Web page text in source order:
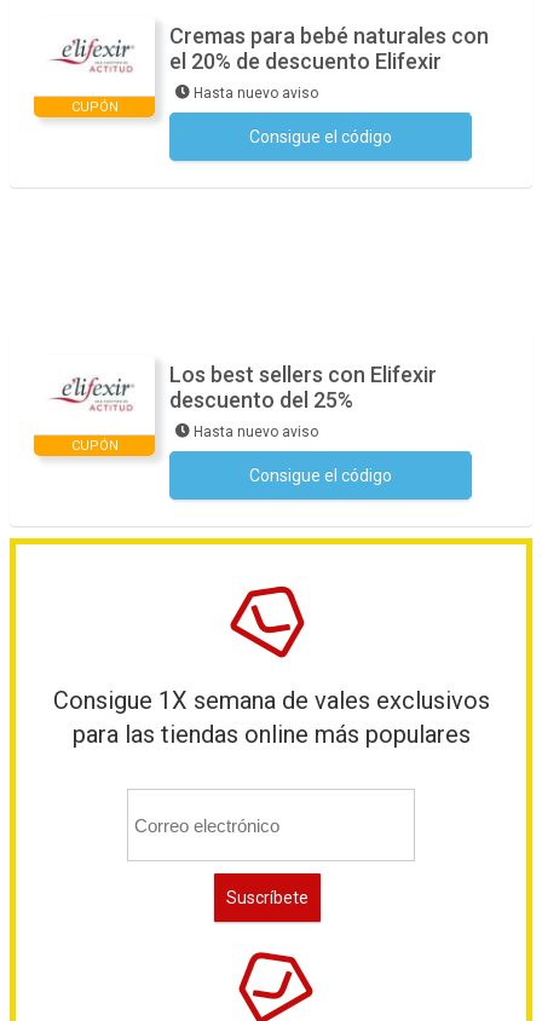
CUPÓN
Cremas para bebé naturales con
el 20% de descuento Elifexir
Hasta nuevo aviso
Consigue el código
CUPÓN
Los best sellers con Elifexir
descuento del 25%
Hasta nuevo aviso
Consigue el código
Consigue 1X semana de vales exclusivos
para las tiendas online más populares